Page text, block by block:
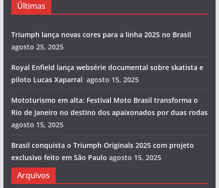
Últimas
Triumph lança novas cores para a linha 2025 no Brasil
agosto 25, 2025
Royal Enfield lança websérie documental sobre skatista e
piloto Lucas Xaparral agosto 15, 2025
Mototurismo em alta: Festival Moto Brasil transforma o
Rio de Janeiro no destino dos apaixonados por duas rodas
agosto 15, 2025
Brasil conquista o Triumph Originals 2025 com projeto
exclusivo feito em São Paulo agosto 15, 2025
Arquivos